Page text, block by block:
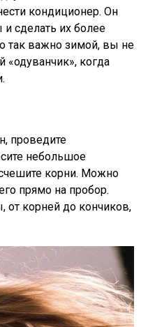
кондиционер. Он
сделать их более
так важно зимой, вы не
«одуванчик», когда
проведите
небольшое
корни. Можно
прямо на пробор.
от корней до кончиков,